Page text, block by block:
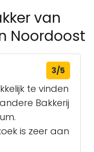
van
Noordoost
3/5
te vinden
Bakkerij
is zeer aan